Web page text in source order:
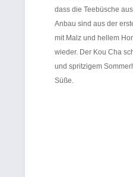
dass die Teebüsche
Anbau sind aus der
mit Malz und hellem
wieder. Der Kou Cha
und spritzigem
Süße.